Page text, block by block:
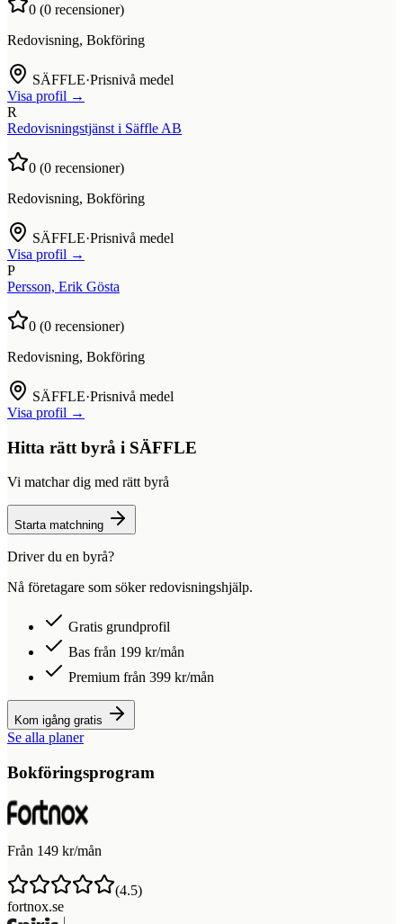
0 (0 recensioner)
Redovisning, Bokföring
SÄFFLE·Prisnivå medel
Visa profil →
R
Redovisningstjänst i Säffle AB
0 (0 recensioner)
Redovisning, Bokföring
SÄFFLE·Prisnivå medel
Visa profil →
P
Persson, Erik Gösta
0 (0 recensioner)
Redovisning, Bokföring
SÄFFLE·Prisnivå medel
Visa profil →
Hitta rätt byrå i SÄFFLE
Vi matchar dig med rätt byrå
Starta matchning
Driver du en byrå?
Nå företagare som söker redovisningshjälp.
Gratis grundprofil
Bas från 199 kr/mån
Premium från 399 kr/mån
Kom igång gratis
Se alla planer
Bokföringsprogram
Från 149 kr/mån
(4.5)
fortnox.se